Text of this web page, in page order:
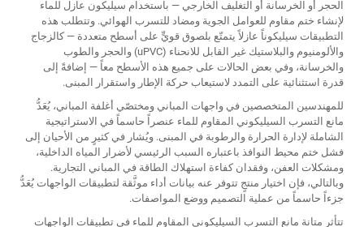
الحجر أو الخرسانة أو التغليف الخارجي — باستخدام سيليكون عازل للماء
لإنشاء ختم مقاوم للعوامل الجوية ومضاد للتسرب الهوائي. وتتطلب هذه
التطبيقات سيليكوناً عازلاً يتمتّع بلصوق قويٍّ على أسطح متعددة — كالزجاج
والألومنيوم والبلاستيك غير القابل للانحناء (uPVC) والحجر والطوب
والخرسانة، وفي بعض الحالات على جميع هذه الأسطح معاً — إضافةً إلى
قدرة استثنائية على التمدد لاستيعاب حركة الإطار واستقرار المبنى.
للمهندسين المتخصصين في واجهات المباني ومختصّي أغلفة المباني، يُعَدُّ
مانع التسرب السيليكوني المقاوم للماء عنصراً حاسماً في الاستراتيجية
الشاملة لإدارة الحرارة والرطوبة في المبنى. ويُشار في كثيرٍ من الأحيان إلى
فشل ختم محيط النوافذ باعتباره السبب الرئيسي لأضرار المياه الداخلية،
ومشكلات العفن، وفقدان كفاءة استهلاك الطاقة في المباني التجارية.
وبالتالي، فإن اختيار منتجٍ تتوفر عنه بيانات أداء موثَّقة لتطبيقات الواجهات يُعَدُّ
جزءاً حاسماً من عملية التصميم ووضع المواصفات.
تتأثر متانة مانع التسرب السيليكوني المقاوم للماء في تطبيقات الواجهات